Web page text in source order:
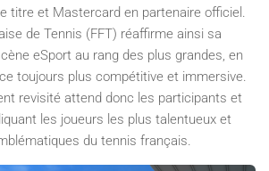
titre et Mastercard en partenaire officiel.
de Tennis (FFT) réaffirme ainsi sa
eSport au rang des plus grandes, en
toujours plus compétitive et immersive.
revisité attend donc les participants et
les joueurs les plus talentueux et
du tennis français.